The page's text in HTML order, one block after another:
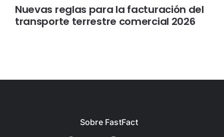
Nuevas reglas para la facturación del
transporte terrestre comercial 2026
Sobre FastFact